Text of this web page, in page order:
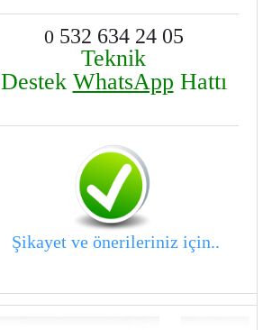
0 532 634 24 05
Teknik
Destek WhatsApp Hattı
Şikayet ve önerileriniz için..